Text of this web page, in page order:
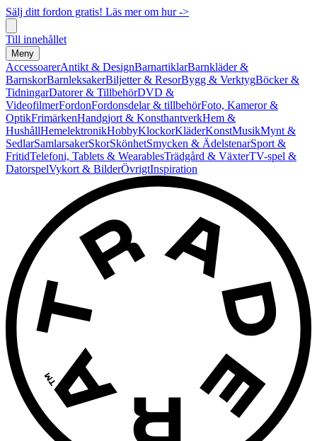
Sälj ditt fordon gratis! Läs mer om hur ->
Till innehållet
Meny
AccessoarerAntikt & DesignBarnartiklarBarnkläder &
BarnskorBarnleksakerBiljetter & ResorBygg & VerktygBöcker &
TidningarDatorer & TillbehörDVD &
VideofilmerFordonFordonsdelar & tillbehörFoto, Kameror &
OptikFrimärkenHandgjort & KonsthantverkHem &
HushållHemelektronikHobbyKlockorKläderKonstMusikMynt &
SedlarSamlarsakerSkorSkönhetSmycken & ÄdelstenarSport &
FritidTelefoni, Tablets & WearablesTrädgård & VäxterTV-spel &
DatorspelVykort & BilderÖvrigtInspiration